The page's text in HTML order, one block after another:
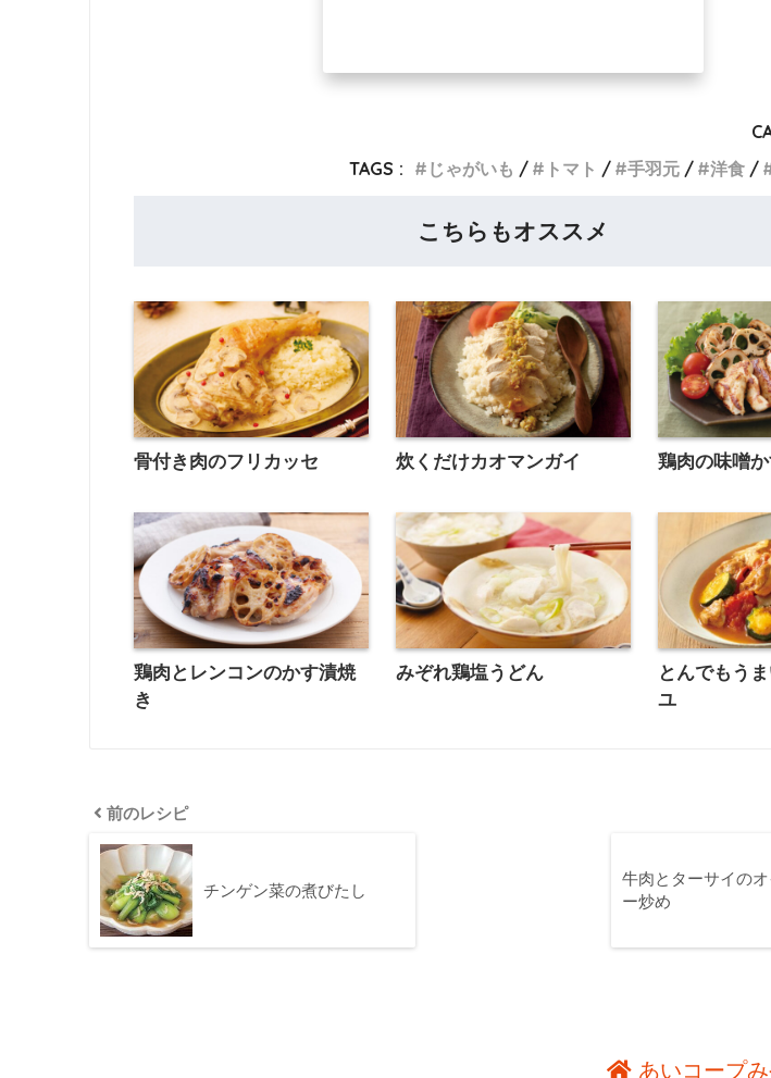
TAGS :
じゃがいも トマト 手羽元 洋食
こちらもオススメ
骨付き肉のフリカッセ 炊くだけカオマンガイ 鶏肉の味噌
鶏肉とレンコンのかす漬焼
き
みぞれ鶏塩うどん
とんでもう
ユ
前のレシピ
チンゲン菜の煮びたし
牛肉とターサイの
ー炒め
あいコープ